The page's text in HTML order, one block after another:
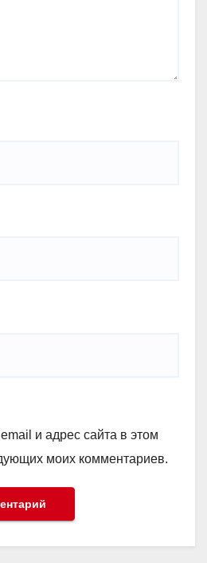
и адрес сайта в этом
моих комментариев.